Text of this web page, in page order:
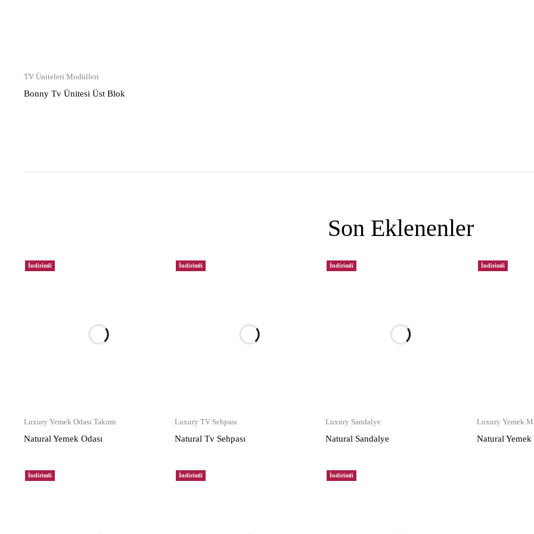
TV Üniteleri Modülleri
Bonny Tv Ünitesi Üst Blok
Son Eklenenler
İndirimli
Luxury Yemek Odası Takımı
Natural Yemek Odası
İndirimli
Luxury TV Sehpası
Natural Tv Sehpası
İndirimli
Luxury Sandalye
Natural Sandalye
İndirimli
Luxury Yemek
Natural Yemek
İndirimli İndirimli İndirimli